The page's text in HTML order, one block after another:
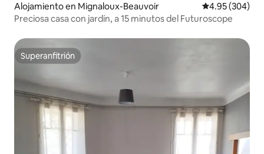
Alojamiento en Mignaloux-Beauvoir Calificación
4.95 (304)
Preciosa casa con jardín, a 15 minutos del Futuroscope
Superanfitrión
Superanfitrión